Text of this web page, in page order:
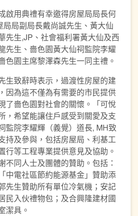
啟用典禮有幸邀得房屋局局長何
局局副局長戴尚誠先生、黃大仙
先生,JP、社會福利署黃大仙及西
先生、嗇色園黃大仙祠監院李耀
色園主席黎澤森先生一同主禮。
生致辭時表示，過渡性房屋的建
因為這不僅為有需要的市民提供
了嗇色園對社會的關懷。「可悅
，希望能讓住戶感受到關愛及支
監院李耀輝（義覺）道長, MH致
持及參與，包括房屋局、利基工
行等工程專業提供意見及協助。
不同人士及團體的贊助。包括：
中電社區節約能源基金」贊助添
先生贊助所有單位冷氣機；安記
民入伙禮物包；及合興隆建材國
潔具。